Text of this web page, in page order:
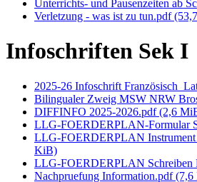
Unterrichts- und Pausenzeiten ab
Verletzung - was ist zu tun.pdf
Infoschriften Sek I
2025-26 Infoschrift
Bilingualer Zweig MSW NRW
DIFFINFO 2025-2026.pdf(2,6
LLG-FOERDERPLAN-Formular
LLG-FOERDERPLAN Instrument
KiB)
LLG-FOERDERPLAN Schreiben
Nachpruefung Information.pdf